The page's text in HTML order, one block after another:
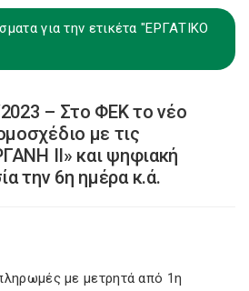
για την ετικέτα "ΕΡΓΑΤΙΚΟ
– Στο ΦΕΚ το νέο
με τις
II» και ψηφιακή
την 6η ημέρα κ.ά.
με μετρητά από 1η